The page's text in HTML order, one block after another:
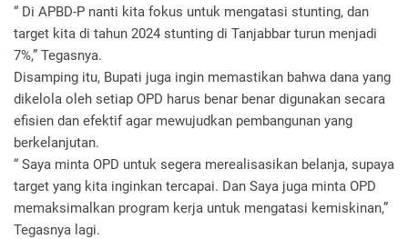
“ Di APBD-P nanti kita fokus untuk mengatasi stunting, dan
target kita di tahun 2024 stunting di Tanjabbar turun menjadi
7%,” Tegasnya.
Disamping itu, Bupati juga ingin memastikan bahwa dana yang
dikelola oleh setiap OPD harus benar benar digunakan secara
efisien dan efektif agar mewujudkan pembangunan yang
berkelanjutan.
“ Saya minta OPD untuk segera merealisasikan belanja, supaya
target yang kita inginkan tercapai. Dan Saya juga minta OPD
memaksimalkan program kerja untuk mengatasi kemiskinan,”
Tegasnya lagi.